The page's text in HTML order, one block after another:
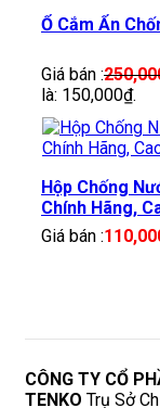
Ổ Cắm Ẩn
Giá bán :
là: 150,000₫.
Hộp Chống
Chính Hãng,
Giá bán :
CÔNG TY CỔ
TENKO Trụ Sở